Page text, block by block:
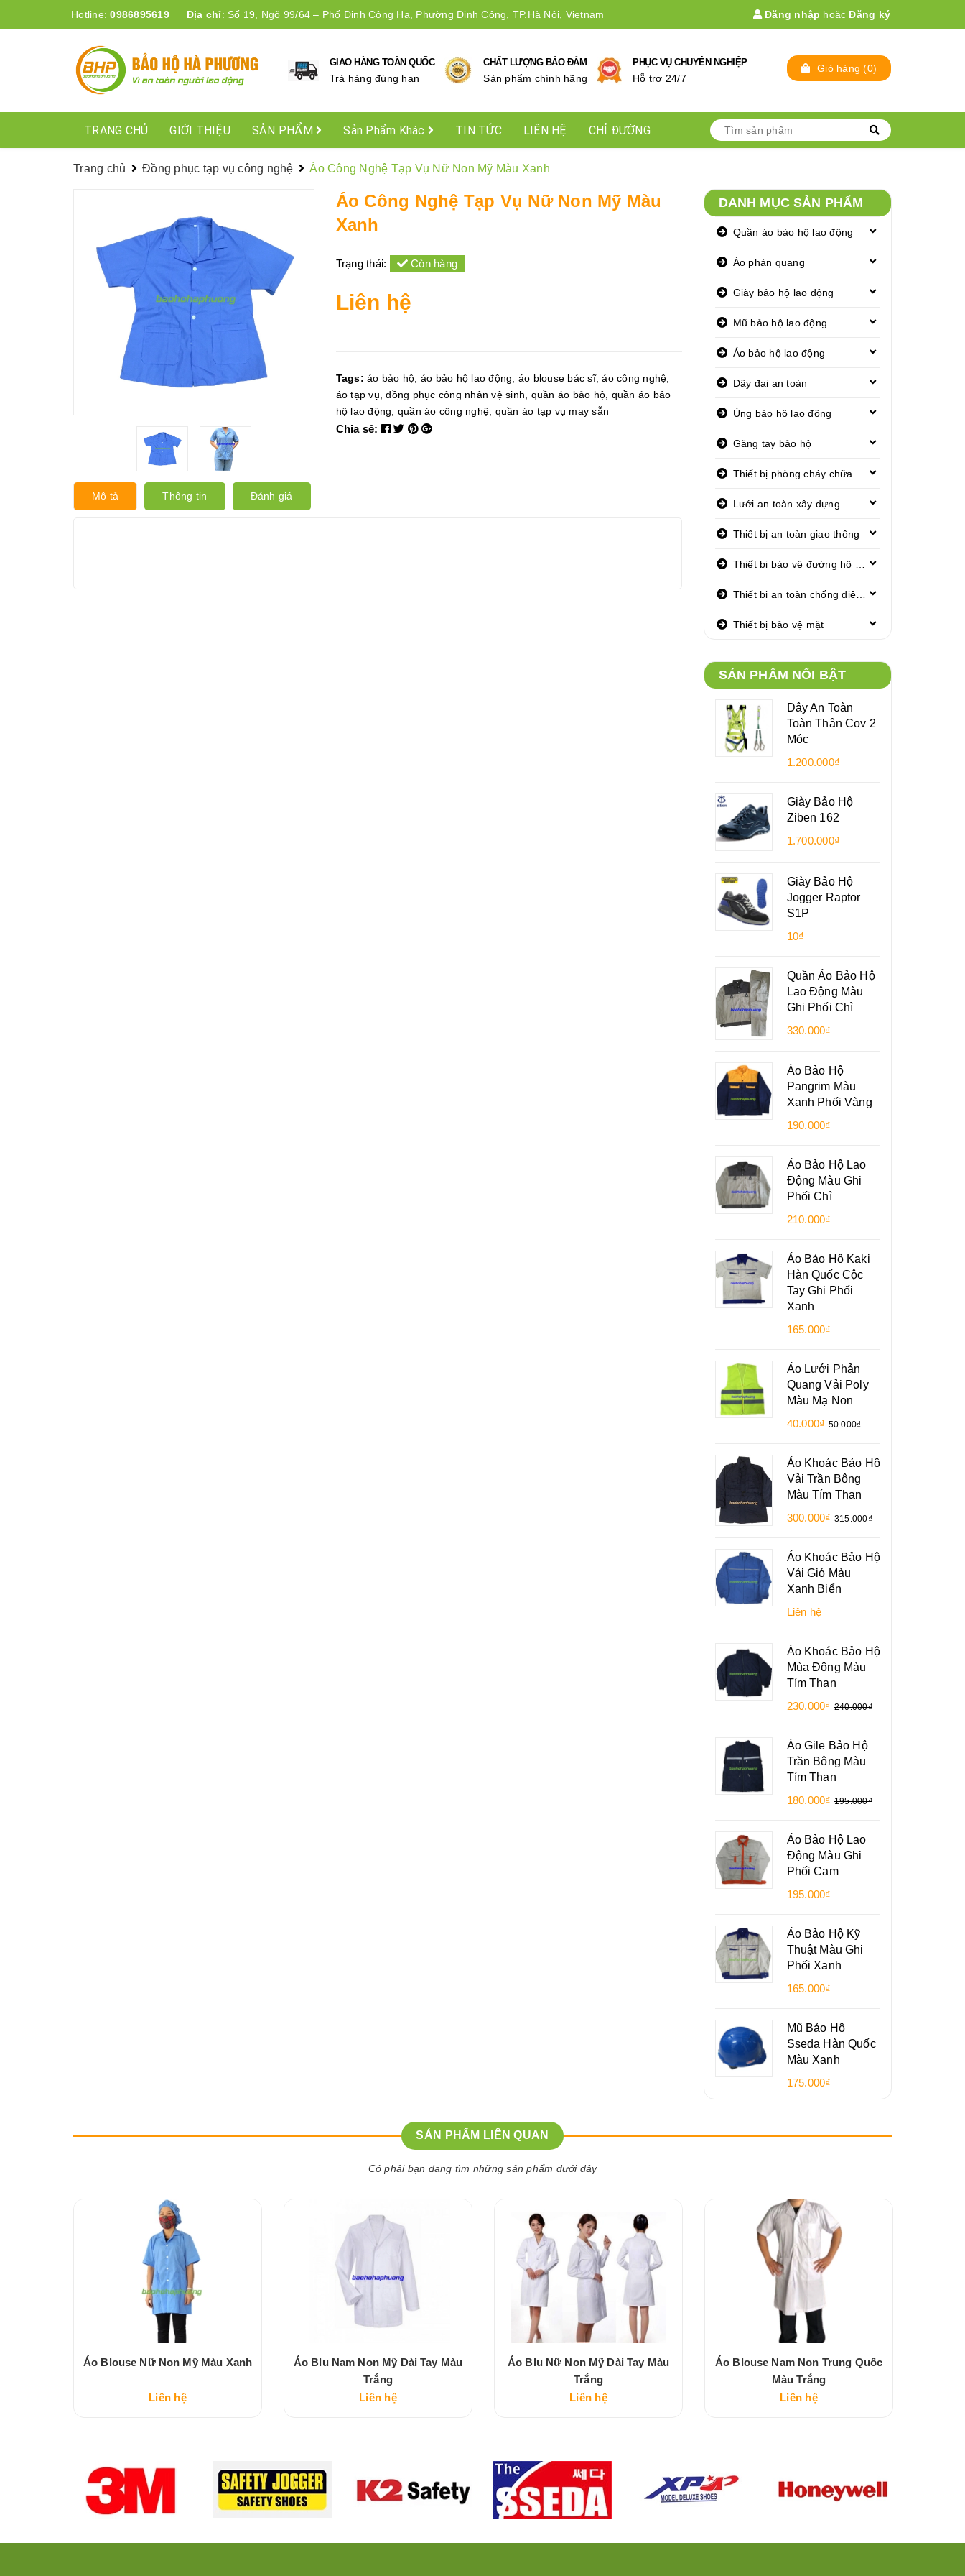
Hotline:0986895619 Địa chỉ: Số 19, Ngõ 99/64 – Phố Định Công Hạ, Phường Định Công, TP.Hà Nội, Vietnam Đăng nhập hoặc Đăng ký
GIAO HÀNG TOÀN QUỐC
Trả hàng đúng hạn
CHẤT LƯỢNG BẢO ĐẢM
Sản phẩm chính hãng
PHỤC VỤ CHUYÊN NGHIỆP
Hỗ trợ 24/7
Giỏ hàng (0)
TRANG CHỦ GIỚI THIỆU SẢN PHẨM Sản Phẩm Khác TIN TỨC LIÊN HỆ CHỈ ĐƯỜNG
Trang chủ Đồng phục tạp vụ công nghệ Áo Công Nghệ Tạp Vụ Nữ Non Mỹ Màu Xanh
Áo Công Nghệ Tạp Vụ Nữ Non Mỹ Màu
Xanh
Trạng thái: Còn hàng
Liên hệ
Tags:áo bảo hộ áo bảo hộ lao động áo blouse bác sĩ,áo công nghệ
áo tạp vụ ,đồng phục công nhân vệ sinh quần áo bảo hộ quần áo bảo
hộ lao động
quần áo công nghệ quần áo tạp vụ may sẵn
Chia sẻ:
Mô tả Thông tin Đánh giá
DANH MỤC SẢN PHẨM
Quần áo bảo hộ lao động
Áo phản quang
Giày bảo hộ lao động
Mũ bảo hộ lao động
Áo bảo hộ lao động
Dây đai an toàn
Ủng bảo hộ lao động
Găng tay bảo hộ
Lưới an toàn xây dựng
Thiết bị an toàn giao thông
Thiết bị bảo vệ mặt
SẢN PHẨM NỔI BẬT
Dây An Toàn
Toàn Thân Cov 2
Móc
1.200.000₫
Giày Bảo Hộ
Ziben 162
1.700.000₫
Giày Bảo Hộ
Jogger Raptor
S1P
10₫
Quần Áo Bảo Hộ
Lao Động Màu
Ghi Phối Chì
330.000₫
Áo Bảo Hộ
Pangrim Màu
Xanh Phối Vàng
190.000₫
Áo Bảo Hộ Lao
Động Màu Ghi
Phối Chì
210.000₫
Áo Bảo Hộ Kaki
Hàn Quốc Cộc
Tay Ghi Phối
Xanh
165.000₫
Áo Lưới Phản
Quang Vải Poly
Màu Mạ Non
40.000₫ 50.000₫
Áo Khoác Bảo Hộ
Vải Trần Bông
Màu Tím Than
300.000₫ 315.000₫
Áo Khoác Bảo Hộ
Vải Gió Màu
Xanh Biển
Liên hệ
Áo Khoác Bảo Hộ
Mùa Đông Màu
Tím Than
230.000₫ 240.000₫
Áo Gile Bảo Hộ
Trần Bông Màu
Tím Than
180.000₫ 195.000₫
Áo Bảo Hộ Lao
Động Màu Ghi
Phối Cam
195.000₫
Áo Bảo Hộ Kỹ
Thuật Màu Ghi
Phối Xanh
165.000₫
Mũ Bảo Hộ
Sseda Hàn Quốc
Màu Xanh
175.000₫
SẢN PHẨM LIÊN QUAN
Có phải bạn đang tìm những sản phẩm dưới đây
Áo Blouse Nữ Non Mỹ Màu Xanh
Liên hệ
Áo Blu Nam Non Mỹ Dài Tay Màu
Trắng
Liên hệ
Áo Blu Nữ Non Mỹ Dài Tay Màu
Trắng
Liên hệ
Áo Blouse Nam Non Trung Quốc
Màu Trắng
Liên hệ